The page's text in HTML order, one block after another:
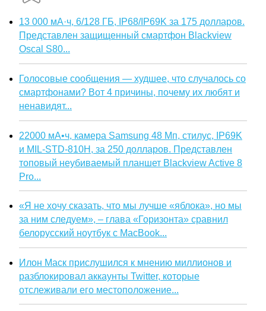
13 000 мА·ч, 6/128 ГБ, IP68/IP69K за 175 долларов.
Представлен защищенный смартфон Blackview
Oscal S80...
Голосовые сообщения — худшее, что случалось со
смартфонами? Вот 4 причины, почему их любят и
ненавидят...
22000 мА•ч, камера Samsung 48 Мп, стилус, IP69K
и MIL-STD-810H, за 250 долларов. Представлен
топовый неубиваемый планшет Blackview Active 8
Pro...
«Я не хочу сказать, что мы лучше «яблока», но мы
за ним следуем», – глава «Горизонта» сравнил
белорусский ноутбук с MacBook...
Илон Маск прислушился к мнению миллионов и
разблокировал аккаунты Twitter, которые
отслеживали его местоположение...